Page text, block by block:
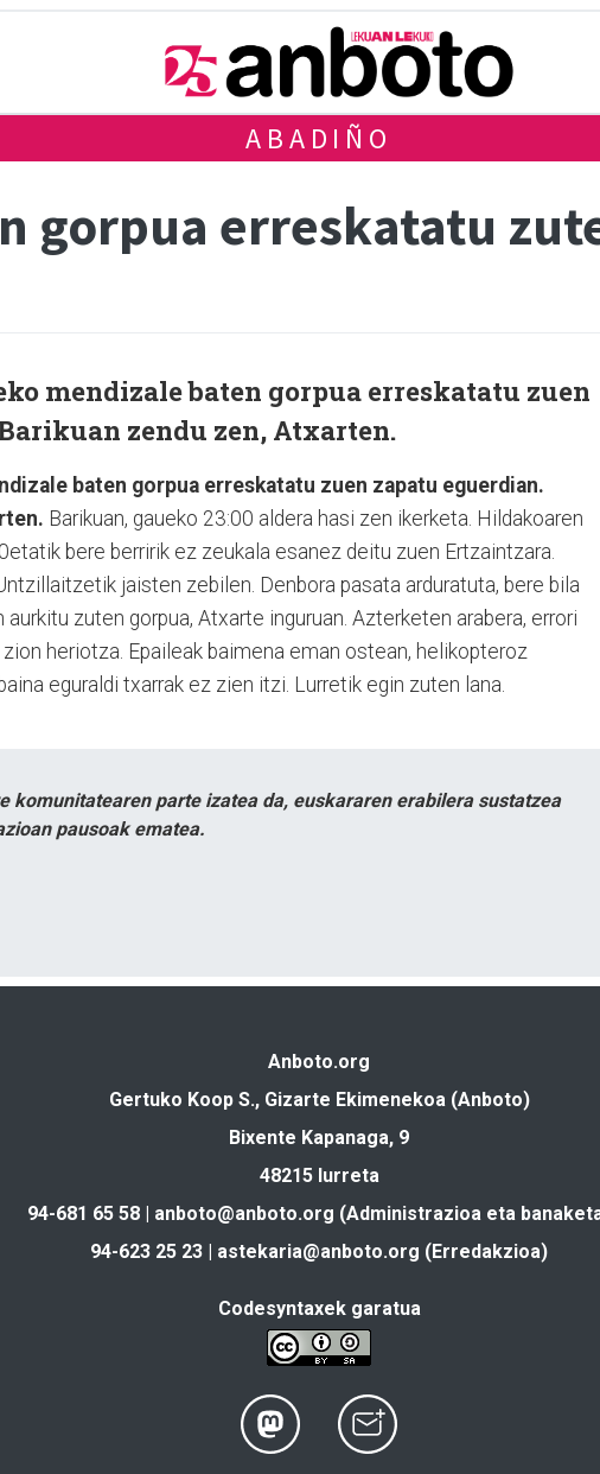
ABADIÑO
gorpua erreskatatu
mendizale baten gorpua erreskatatu zuen
zendu zen, Atxarten.
baten gorpua erreskatatu zuen zapatu eguerdian.
Barikuan, gaueko 23:00 aldera hasi zen ikerketa. Hildakoaren
bere berririk ez zeukala esanez deitu zuen Ertzaintzara.
jaisten zebilen. Denbora pasata arduratuta, bere bila
aurkitu zuten gorpua, Atxarte inguruan. Azterketen arabera, errori
heriotza. Epaileak baimena eman ostean, helikopteroz
eguraldi txarrak ez zien itzi. Lurretik egin zuten lana.
komunitatearen parte izatea da, euskararen erabilera sustatzea
pausoak ematea.
Anboto.org
Gertuko Koop S., Gizarte Ekimenekoa (Anboto)
Bixente Kapanaga, 9
48215 Iurreta
94-681 65 58 | anboto@anboto.org (Administrazioa eta
94-623 25 23 | astekaria@anboto.org (Erredakzioa)
Codesyntaxek garatua